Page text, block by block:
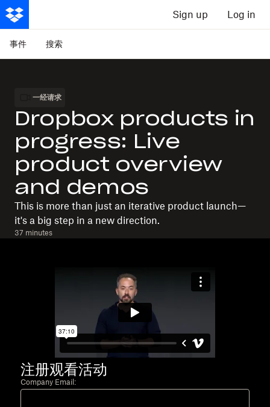
Sign up Log in
事件 搜索
一经请求
Dropbox products in
progress: Live
product overview
and demos
This is more than just an iterative product launch—
it's a big step in a new direction.
37 minutes
注册观看活动
Company Email: